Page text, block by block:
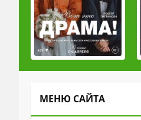
МЕНЮ САЙТА